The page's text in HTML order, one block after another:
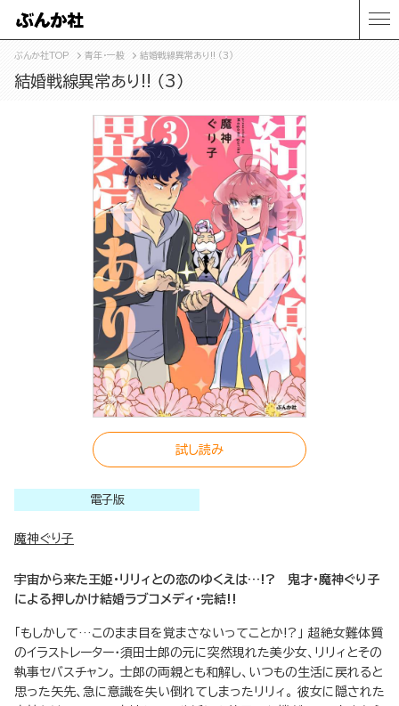
ぶんか社TOP 青年・一般 結婚戦線異常あり!! （3）
結婚戦線異常あり!! （3）
試し読み
電子版
魔神ぐり子
宇宙から来た王姫・リリィとの恋のゆくえは…!? 鬼才・魔神ぐり子
による押しかけ結婚ラブコメディ・完結!!
「もしかして…このまま目を覚まさないってことか!?」 超絶女難体質
のイラストレーター・須田士郎の元に突然現れた美少女、リリィとその
執事セバスチャン。 士郎の両親とも和解し、いつもの生活に戻れると
思った矢先、急に意識を失い倒れてしまったリリィ。 彼女に隠された